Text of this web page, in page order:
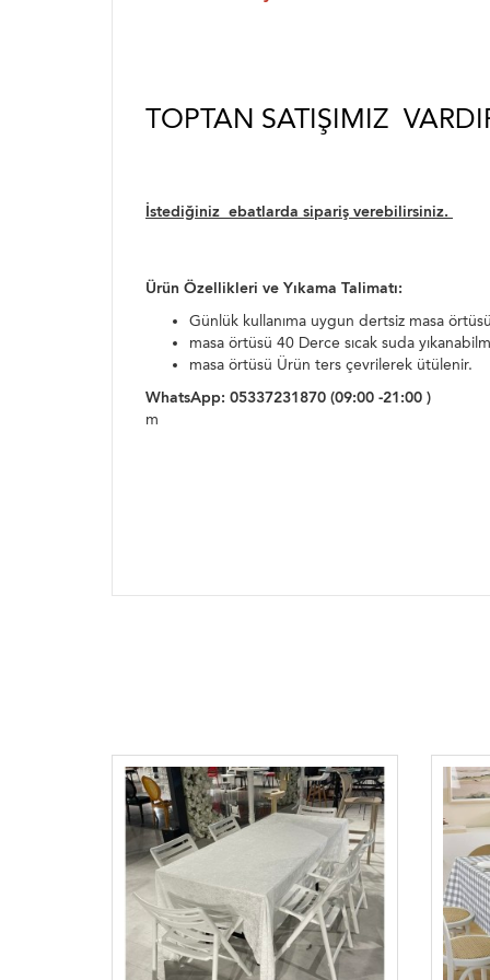
TOPTAN SATIŞIMIZ
İstediğiniz ebatlarda sipariş verebilirsiniz.
Ürün Özellikleri ve Yıkama Talimatı:
Günlük kullanıma uygun dertsiz masa
masa örtüsü 40 Derce sıcak suda
masa örtüsü Ürün ters çevrilerek ütülenir.
WhatsApp: 05337231870 (09:00 -21:00 )
m